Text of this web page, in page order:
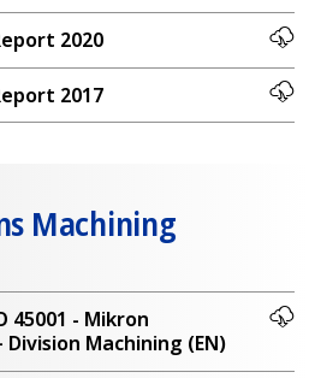
2020
2017
Machining
45001 - Mikron
Machining (EN)